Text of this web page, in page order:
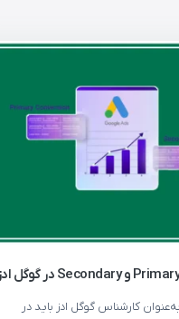
کارشناس گوگل ادز باید در